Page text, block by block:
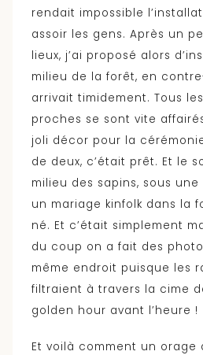
rendait impossible
assoir les gens. Après un
lieux, j’ai proposé alors
milieu de la forêt, en
arrivait timidement. Tous
proches se sont vite
joli décor pour la
de deux, c’était prêt. Et le
milieu des sapins, sous
un mariage kinfolk dans la
né. Et c’était simplement
du coup on a fait des
même endroit puisque les
filtraient à travers la cime
golden hour avant l’heure !
Et voilà comment un